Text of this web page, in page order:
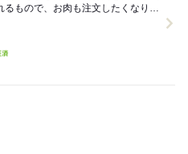
もので、お肉も注文したくなり笑